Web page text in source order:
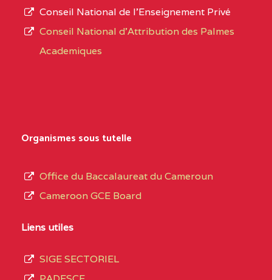
CENTRE
COLLEGE PRIVE
CENTRE
COLLEGE PRIVE LAIC
SAINT MICHEL
CENTRE
L’offre
d’éducation
de
du
de
Conseil National de l’Enseignement Privé
Conseil National d'Attribution des Palmes
Academiques
Organismes sous tutelle
Office du Baccalaureat du Cameroun
Cameroon GCE Board
Liens utiles
SIGE SECTORIEL